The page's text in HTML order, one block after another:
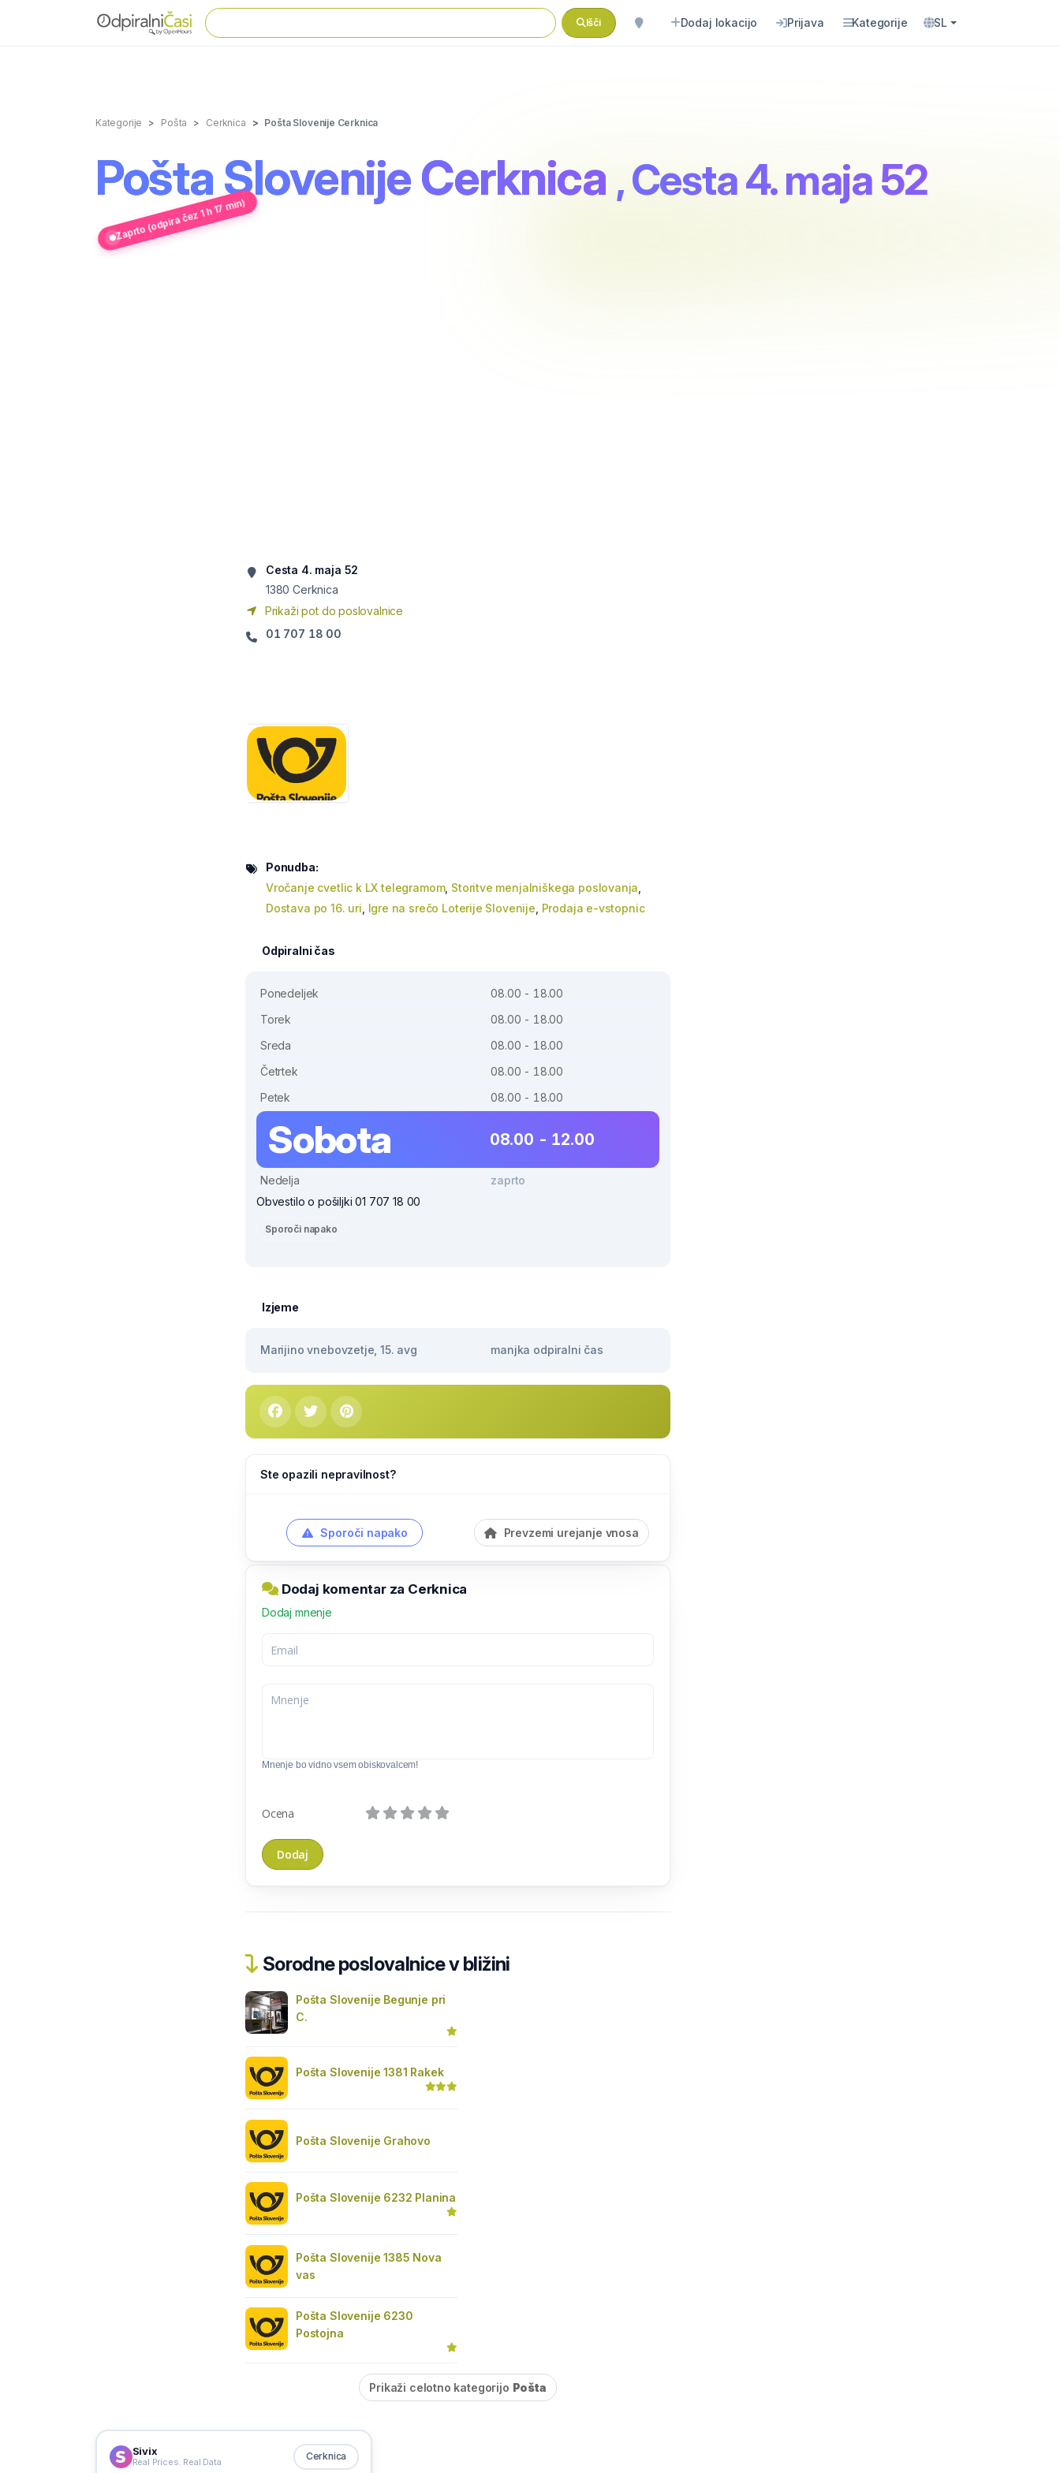
Išči Dodaj lokacijo Prijava Kategorije SL
Kategorije Pošta Cerknica Pošta Slovenije Cerknica
Pošta Slovenije Cerknica , Cesta 4. maja 52
Zaprto (odpira čez 1 h 17 min)
Cesta 4. maja 52
1380 Cerknica
Prikaži pot do poslovalnice
01 707 18 00
Ponudba:
Vročanje cvetlic k LX telegramom, Storitve menjalniškega poslovanja
Dostava po 16. uri Igre na srečo Loterije Slovenije Prodaja e-vstopnic
Odpiralni čas
Ponedeljek
08.00 - 18.00
Torek
08.00 - 18.00
Sreda
08.00 - 18.00
Četrtek
08.00 - 18.00
Petek
08.00 - 18.00
Sobota 08.00 - 12.00
Nedelja
zaprto
Obvestilo o pošiljki 01 707 18 00
Sporoči napako
Izjeme
Marijino vnebovzetje, 15. avg manjka odpiralni čas
Ste opazili nepravilnost?
Sporoči napako Prevzemi urejanje vnosa
Dodaj komentar za Cerknica
Dodaj mnenje
Mnenje bo vidno vsem obiskovalcem!
Ocena
Sorodne poslovalnice v bližini
Pošta Slovenije Begunje pri
C.
Pošta Slovenije 1381 Rakek
Pošta Slovenije Grahovo
Pošta Slovenije 6232 Planina
Pošta Slovenije 1385 Nova
vas
Pošta Slovenije 6230
Postojna
Prikaži celotno kategorijo Pošta
Sivix
Real Prices. Real Data Cerknica